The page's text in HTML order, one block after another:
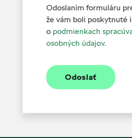
Odoslaním formuláru
že vám boli poskytnuté
o podmienkach
osobných údajov.
Odoslať